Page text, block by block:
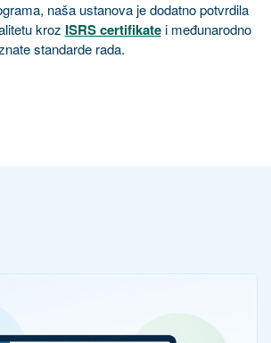
naša ustanova je dodatno potvrdila
kroz ISRS certifikatei međunarodno
standarde rada.